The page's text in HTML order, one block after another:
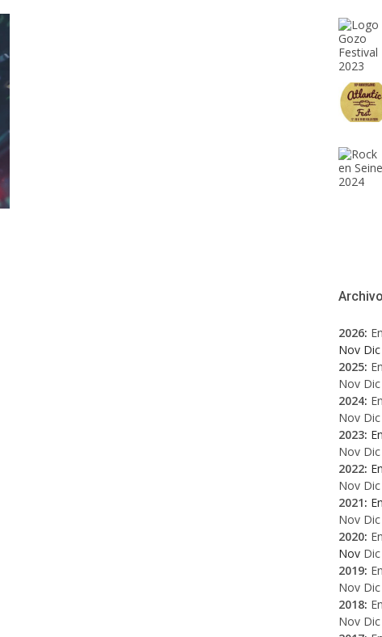
2026:
Nov Dic
2025:
Nov Dic
2024:
Nov Dic
2023:
Nov Dic
2022:
Nov Dic
2021:
Nov Dic
2020:
Nov Dic
2019:
Nov Dic
2018:
Nov Dic